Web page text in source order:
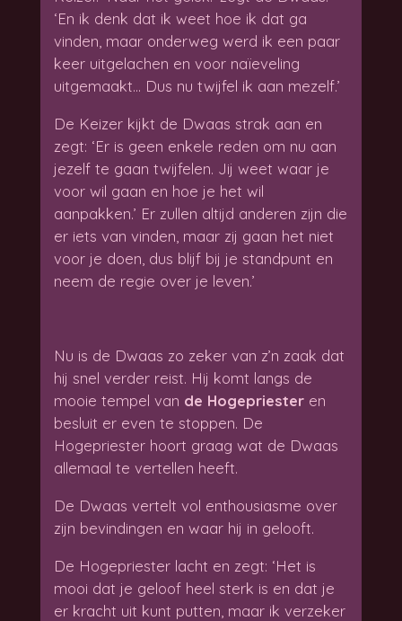
‘En ik denk dat ik weet hoe ik dat ga
vinden, maar onderweg werd ik een paar
keer uitgelachen en voor naïeveling
uitgemaakt... Dus nu twijfel ik aan mezelf.’
De Keizer kijkt de Dwaas strak aan en
zegt: ‘Er is geen enkele reden om nu aan
jezelf te gaan twijfelen. Jij weet waar je
voor wil gaan en hoe je het wil
aanpakken.’ Er zullen altijd anderen zijn die
er iets van vinden, maar zij gaan het niet
voor je doen, dus blijf bij je standpunt en
neem de regie over je leven.’
Nu is de Dwaas zo zeker van z’n zaak dat
hij snel verder reist. Hij komt langs de
mooie tempel van de Hogepriesteren
besluit er even te stoppen. De
Hogepriester hoort graag wat de Dwaas
allemaal te vertellen heeft.
De Dwaas vertelt vol enthousiasme over
zijn bevindingen en waar hij in gelooft.
De Hogepriester lacht en zegt: ‘Het is
mooi dat je geloof heel sterk is en dat je
er kracht uit kunt putten, maar ik verzeker